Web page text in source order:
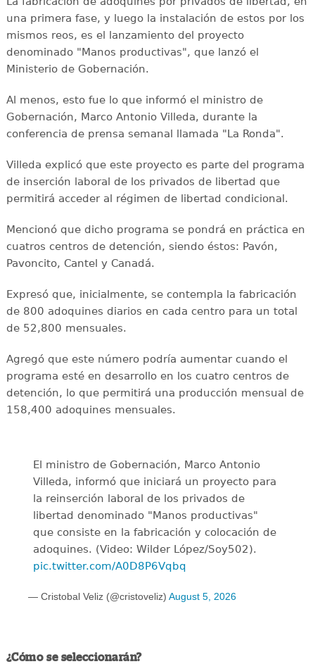
una primera fase, y luego la instalación de estos por los
mismos reos, es el lanzamiento del proyecto
denominado "Manos productivas", que lanzó el
Ministerio de Gobernación.
Al menos, esto fue lo que informó el ministro de
Gobernación, Marco Antonio Villeda, durante la
conferencia de prensa semanal llamada "La Ronda".
Villeda explicó que este proyecto es parte del programa
de inserción laboral de los privados de libertad que
permitirá acceder al régimen de libertad condicional.
Mencionó que dicho programa se pondrá en práctica en
cuatros centros de detención, siendo éstos: Pavón,
Pavoncito, Cantel y Canadá.
Expresó que, inicialmente, se contempla la fabricación
de 800 adoquines diarios en cada centro para un total
de 52,800 mensuales.
Agregó que este número podría aumentar cuando el
programa esté en desarrollo en los cuatro centros de
detención, lo que permitirá una producción mensual de
158,400 adoquines mensuales.
El ministro de Gobernación, Marco Antonio
Villeda, informó que iniciará un proyecto para
la reinserción laboral de los privados de
libertad denominado "Manos productivas"
que consiste en la fabricación y colocación de
adoquines. (Video: Wilder López/Soy502).
pic.twitter.com/A0D8P6Vqbq
— Cristobal Veliz (@cristoveliz) August 5, 2026
¿Cómo se seleccionarán?